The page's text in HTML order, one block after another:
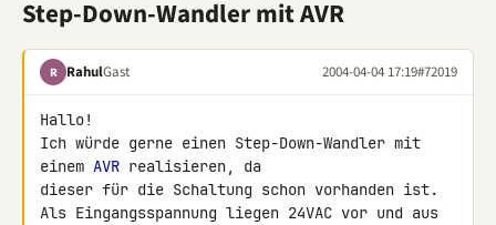
Step-Down-Wandler mit AVR
R RahulGast 2004-04-04 17:19#72019
Hallo!
Ich würde gerne einen Step-Down-Wandler mit
einem AVR realisieren, da
dieser für die Schaltung schon vorhanden ist.
Als Eingangsspannung liegen 24VAC vor und aus